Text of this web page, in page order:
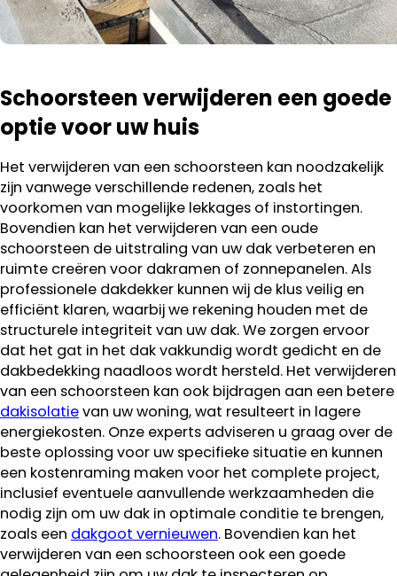
Schoorsteen verwijderen een goede
optie voor uw huis
Het verwijderen van een schoorsteen kan noodzakelijk
zijn vanwege verschillende redenen, zoals het
voorkomen van mogelijke lekkages of instortingen.
Bovendien kan het verwijderen van een oude
schoorsteen de uitstraling van uw dak verbeteren en
ruimte creëren voor dakramen of zonnepanelen. Als
professionele dakdekker kunnen wij de klus veilig en
efficiënt klaren, waarbij we rekening houden met de
structurele integriteit van uw dak. We zorgen ervoor
dat het gat in het dak vakkundig wordt gedicht en de
dakbedekking naadloos wordt hersteld. Het verwijderen
van een schoorsteen kan ook bijdragen aan een betere
dakisolatievan uw woning, wat resulteert in lagere
energiekosten. Onze experts adviseren u graag over de
beste oplossing voor uw specifieke situatie en kunnen
een kostenraming maken voor het complete project,
inclusief eventuele aanvullende werkzaamheden die
nodig zijn om uw dak in optimale conditie te brengen,
zoals een dakgoot vernieuwen. Bovendien kan het
verwijderen van een schoorsteen ook een goede